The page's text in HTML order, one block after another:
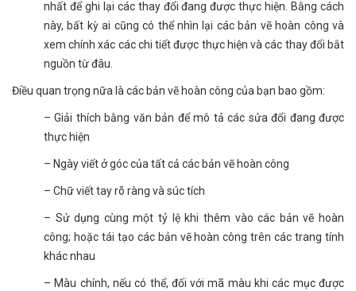
nhất để ghi lại các thay đổi đang được thực hiện. Bằng cách
này, bất kỳ ai cũng có thể nhìn lại các bản vẽ hoàn công và
xem chính xác các chi tiết được thực hiện và các thay đổi bắt
nguồn từ đâu.
Điều quan trọng nữa là các bản vẽ hoàn công của bạn bao gồm:
– Giải thích bằng văn bản để mô tả các sửa đổi đang được
thực hiện
– Ngày viết ở góc của tất cả các bản vẽ hoàn công
– Chữ viết tay rõ ràng và súc tích
– Sử dụng cùng một tỷ lệ khi thêm vào các bản vẽ hoàn
công; hoặc tái tạo các bản vẽ hoàn công trên các trang tính
khác nhau
– Màu chính, nếu có thể, đối với mã màu khi các mục được